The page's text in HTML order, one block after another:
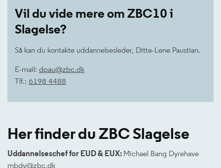
Vil du vide mere om ZBC10 i
Slagelse?
Så kan du kontakte uddannelsesleder, Ditte-Lene Paustian.
E-mail: dpau@zbc.dk
Tlf.: 6198 4488
Her finder du ZBC Slagelse
Uddannelseschef for EUD & EUX: Michael Bang Dyrehave
mbdy@zbc.dk